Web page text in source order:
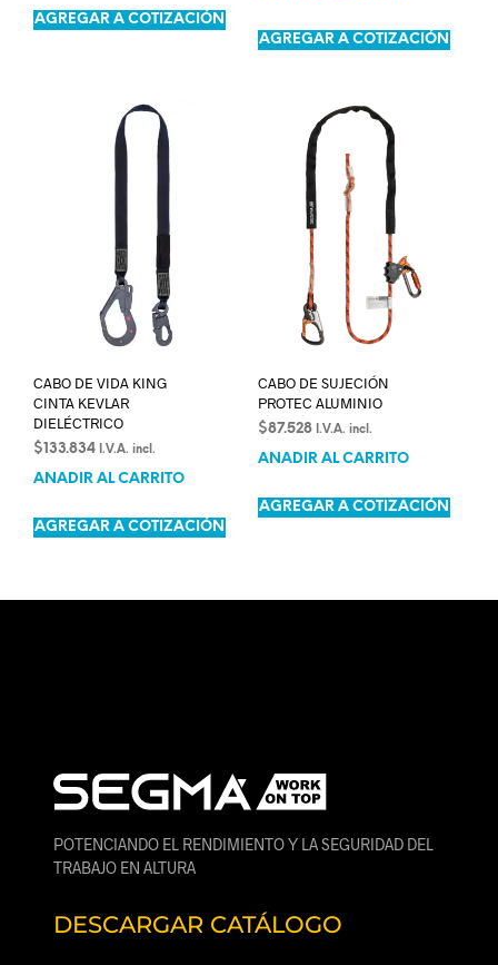
AGREGAR A COTIZACIÓN
AGREGAR A COTIZACIÓN
CABO DE VIDA KING
CINTA KEVLAR
DIELÉCTRICO
$ 133.834 I.V.A. incl.
AÑADIR AL CARRITO
AGREGAR A COTIZACIÓN
CABO DE SUJECIÓN
PROTEC ALUMINIO
$87.528 I.V.A. incl.
AÑADIR AL CARRITO
AGREGAR A COTIZACIÓN
POTENCIANDO EL RENDIMIENTO Y LA SEGURIDAD DEL
TRABAJO EN ALTURA
DESCARGAR CATÁLOGO